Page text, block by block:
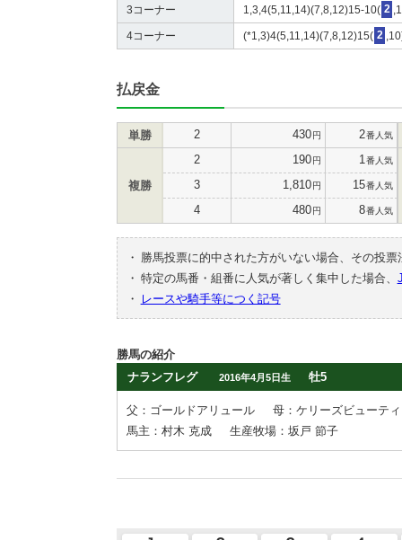
3コーナー 1,3,4(5,11,14)(7,8,12)15-10( 2
4コーナー (*1,3)4(5,11,14)(7,8,12)15( 2
払戻金
単勝 2 430円 2番人気
複勝
2 190円 1 番人気
3 1,810円 15番人気
4 480円 8番人気
・
勝馬投票に的中された方がいない場合、その投
・ 特定の馬番・組番に人気が著しく集中した場合、
・
レースや騎手等につく記号
勝馬の紹介
ナランフレグ
2016年4月5日生 牡5
父：ゴールドアリュール
母：ケリーズビューティ
馬主：村木 克成
生産牧場：坂戸 節子